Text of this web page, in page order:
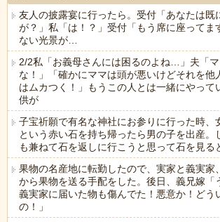
友人の披露宴に行ったら。受付「あなたは既
が？」私「は！？」受付「もう席に座って
ない光景が…
2/2私「お義母さんには困るのよね…」夫「
な！」「確かにママは頭が悪いけどそれを他
はムカつく！」もうこの人とは一緒にやって
供が
子宝祈願で有名な神社にお参りに行った時、
という赤い石を持ち帰ったら男の子を出産。
も兼ねて石を返しに行こうと思って石を見る
果物の名産地に転勤したので、実家と義実家
から果物を送る手配をした。後日、義兄嫁「
義実家に届いた物も傷んでた！悪意か！どう
の！」